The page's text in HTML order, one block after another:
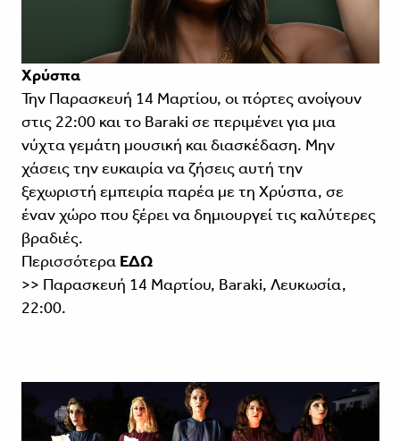
Χρύσπα
Την Παρασκευή 14 Μαρτίου, οι πόρτες ανοίγουν
στις 22:00 και το Baraki σε περιμένει για μια
νύχτα γεμάτη μουσική και διασκέδαση. Μην
χάσεις την ευκαιρία να ζήσεις αυτή την
ξεχωριστή εμπειρία παρέα με τη Χρύσπα, σε
έναν χώρο που ξέρει να δημιουργεί τις καλύτερες
βραδιές.
Περισσότερα ΕΔΩ
>> Παρασκευή 14 Μαρτίου, Baraki, Λευκωσία,
22:00.